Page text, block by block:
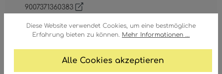
Diese Website verwendet Cookies, um eine bestmögliche
Erfahrung bieten zu können. Mehr Informationen ...
Alle Cookies akzeptieren
9007371360383